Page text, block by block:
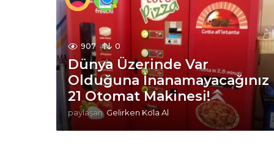
907 0
Dünya Üzerinde Var
Olduğuna İnanamayacağınız
21 Otomat Makinesi!
paylaşan Gelirken Kola Al